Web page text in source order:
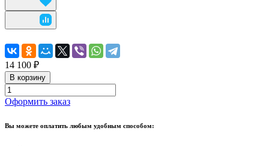
14 100 ₽
В корзину
Оформить заказ
Вы можете оплатить любым удобным способом: